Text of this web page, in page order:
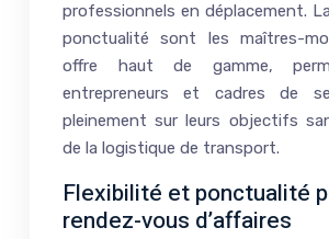
professionnels en déplacement.
ponctualité sont les maîtres-
offre haut de gamme,
entrepreneurs et cadres de
pleinement sur leurs objectifs
de la logistique de transport.
Flexibilité et ponctualité
rendez-vous d’affaires